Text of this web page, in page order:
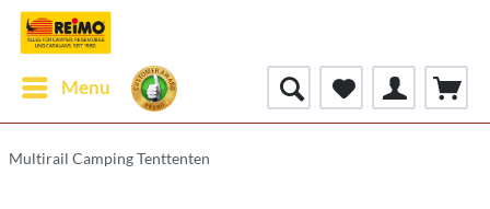
Menu
Multirail Camping Tenttenten